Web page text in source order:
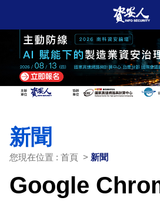
新聞
您現在位置 : 首頁 > 新聞
Google